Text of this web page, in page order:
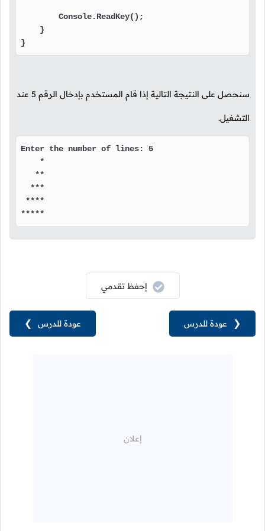
        Console.ReadKey();
    }
}
سنحصل على النتيجة التالية إذا قام المستخدم بإدخال الرقم 5 عند
التشغيل.
Enter the number of lines: 5
    *
   **
  ***
****
*****
عودة للدرس ❯
إحفظ تقدمي
❮ عودة للدرس